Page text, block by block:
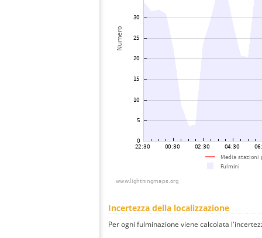
Incertezza della localizzazione
Per ogni fulminazione viene calcolata